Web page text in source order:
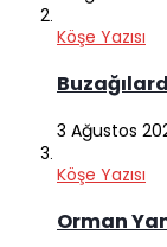
Köşe Yazısı
3 Ağustos
Köşe Yazısı
Orman